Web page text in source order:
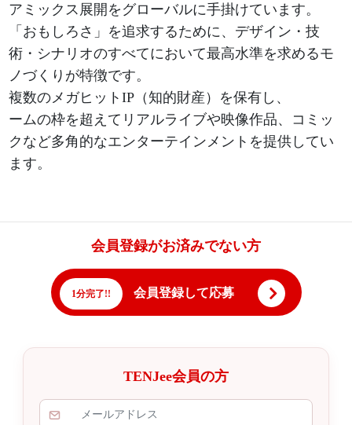
アミックス展開をグローバルに手掛けています。
「おもしろさ」を追求するために、デザイン・技
術・シナリオのすべてにおいて最高水準を求めるモ
ノづくりが特徴です。
複数のメガヒットIP（知的財産）を保有し、
ームの枠を超えてリアルライブや映像作品、コミッ
クなど多角的なエンターテインメントを提供してい
ます。
会員登録がお済みでない方
1分完了!! 会員登録して応募
TENJee会員の方